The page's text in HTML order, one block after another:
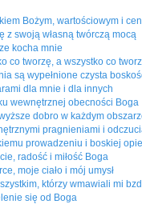
Bożym, wartościowym i
z swoją własną twórczą mocą
kocha mnie
co tworzę, a wszystko co
są wypełnione czysta
dla mnie i dla innych
wewnętrznej obecności Boga
dobro w każdym
pragnieniami i
prowadzeniu i boskiej
radość i miłość Boga
moje ciało i mój umysł
którzy wmawiali mi
się od Boga